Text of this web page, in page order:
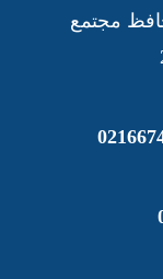
مجتمع